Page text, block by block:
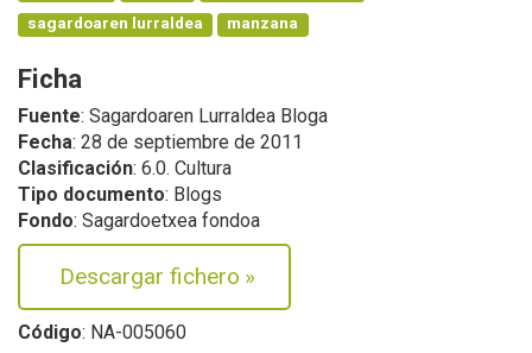
sagardoaren lurraldea
manzana
Ficha
Fuente: Sagardoaren Lurraldea Bloga
Fecha: 28 de septiembre de 2011
Clasificación: 6.0. Cultura
Tipo documento: Blogs
Fondo: Sagardoetxea fondoa
Descargar fichero »
Código: NA-005060